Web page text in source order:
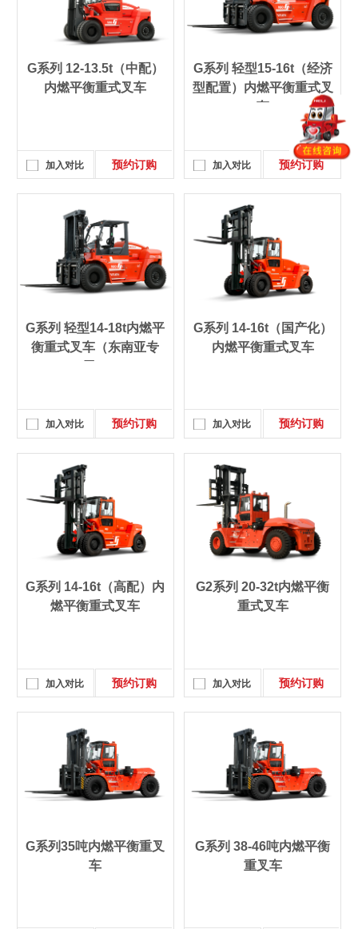
G系列 12-13.5t（中配）
内燃平衡重式叉车
加入对比 预约订购
G系列 轻型15-16t（经济
型配置）内燃平衡重式叉
车
加入对比 预约订购
G系列 轻型14-18t内燃平
衡重式叉车（东南亚专
加入对比 预约订购
G系列 14-16t（国产化）
内燃平衡重式叉车
加入对比 预约订购
G系列 14-16t（高配）内
燃平衡重式叉车
加入对比 预约订购
G2系列 20-32t内燃平衡
重式叉车
加入对比 预约订购
G系列35吨内燃平衡重叉
车
G系列 38-46吨内燃平衡
重叉车